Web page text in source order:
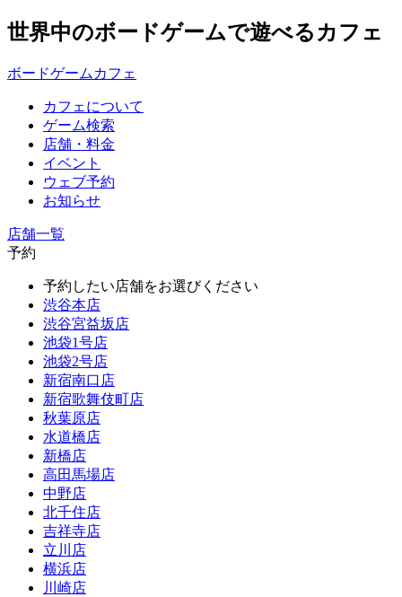
世界中のボードゲームで遊べるカフェ
ボードゲームカフェ
カフェについて
ゲーム検索
店舗・料金
イベント
ウェブ予約
お知らせ
店舗一覧
予約
予約したい店舗をお選びください
渋谷本店
渋谷宮益坂店
池袋1号店
池袋2号店
新宿南口店
新宿歌舞伎町店
秋葉原店
水道橋店
新橋店
高田馬場店
中野店
北千住店
吉祥寺店
立川店
横浜店
川崎店